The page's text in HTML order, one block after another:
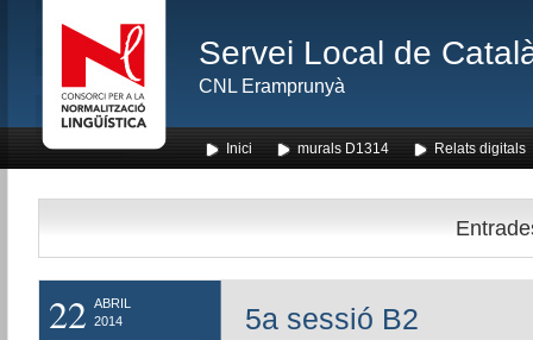
Servei Local de
CNL Eramprunyà
Inici murals D1314 Relats digitals
22 ABRIL
2014
5a sessió B2